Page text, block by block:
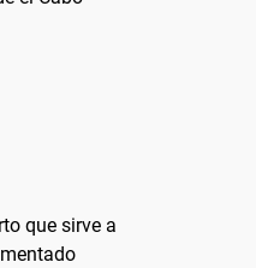
que sirve a